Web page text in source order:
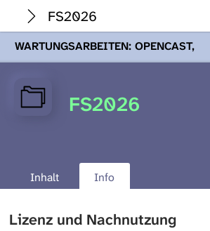
FS2026
WARTUNGSARBEITEN: OPENCAST,
PODCASTS & TOBIRA
Mi 19. August
Wartungsarbeiten an den Opencast-
Servern werden Ihnen Podcasts,
FS2026
Inhalt Info
Lizenz und Nachnutzung